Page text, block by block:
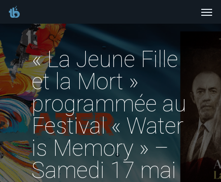
Skip
main
content
« La Jeune Fille
et la Mort »
programmée au
Festival « Water
is Memory » –
Samedi 17 mai